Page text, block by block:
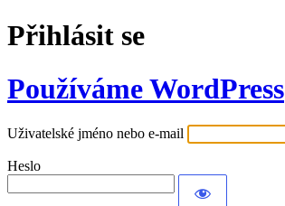
Přihlásit se
Používáme WordPress
Uživatelské jméno nebo e-mail
Heslo